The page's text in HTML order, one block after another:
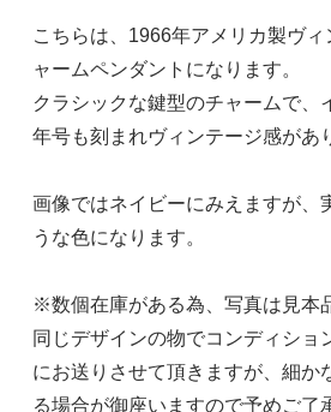
こちらは、1966年アメリカ製ヴ
ャームペンダントになります。
クラシックな鍵型のチャームで、
年号も刻まれヴィンテージ感があ
画像ではネイビーにみえますが、
うな色になります。
※数個在庫がある為、写真は見本
同じデザインの物でコンディショ
にお送りさせて頂きますが、細か
る場合が御座いますので予めご了